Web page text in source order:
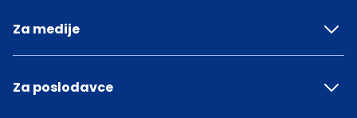
Za medije
Za poslodavce